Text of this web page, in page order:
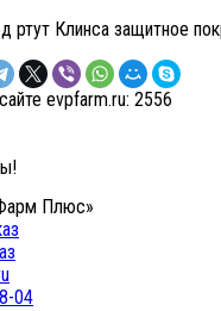
ртут Клинса защитное
evpfarm.ru: 2556
Плюс»
04